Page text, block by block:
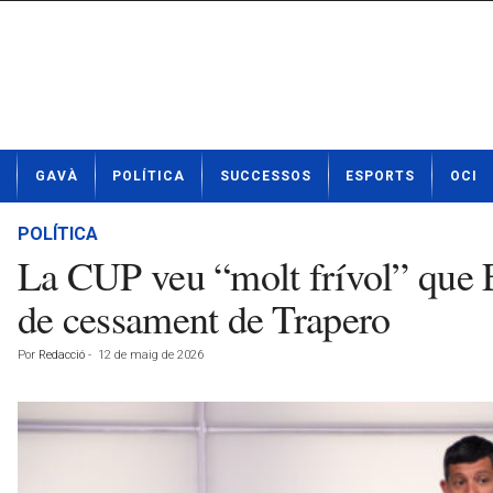
t
GAVÀ POLÍTICA SUCCESSOS ESPORTS OCI
POLÍTICA
La CUP veu “molt frívol” que
de cessament de Trapero
Por Redacció - 12 de maig de 2026